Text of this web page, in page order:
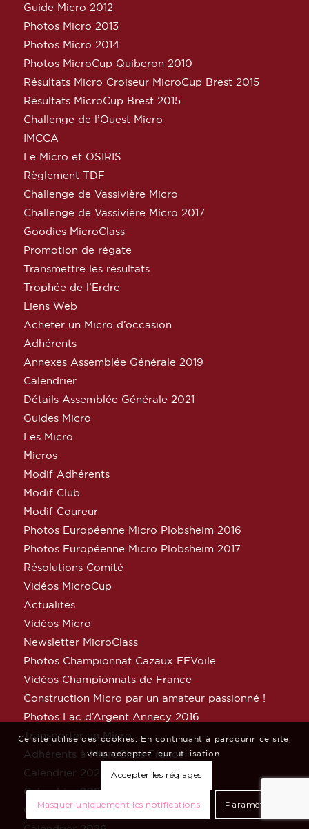
Guide Micro 2012
Photos Micro 2013
Photos Micro 2014
Photos MicroCup Quiberon 2010
Résultats Micro Croiseur MicroCup Brest 2015
Résultats MicroCup Brest 2015
Challenge de l’Ouest Micro
IMCCA
Le Micro et OSIRIS
Règlement TDF
Challenge de Vassivière Micro
Challenge de Vassivière Micro 2017
Goodies MicroClass
Promotion de régate
Transmettre les résultats
Trophée de l’Erdre
Liens Web
Acheter un Micro d’occasion
Adhérents
Annexes Assemblée Générale 2019
Calendrier
Détails Assemblée Générale 2021
Guides Micro
Les Micro
Micros
Modif Adhérents
Modif Club
Modif Coureur
Photos Européenne Micro Plobsheim 2016
Photos Européenne Micro Plobsheim 2017
Résolutions Comité
Vidéos MicroCup
Actualités
Vidéos Micro
Newsletter MicroClass
Photos Championnat Cazaux FFVoile
Vidéos Championnats de France
Construction Micro par un amateur passionné !
Photos Lac d’Argent Annecy 2016
Transporter un Micro
Adhérents à MicroClass France
Calendrier 2024
Calendrier 2025
Calendrier 2025
Ce site utilise des cookies. En continuant à parcourir ce site,
vous acceptez leur utilisation.
Accepter les réglages
Masquer uniquement les notifications Paramètres